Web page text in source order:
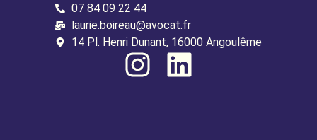
07 84 09 22 44
laurie.boireau@avocat.fr
14 Pl. Henri Dunant, 16000 Angoulême